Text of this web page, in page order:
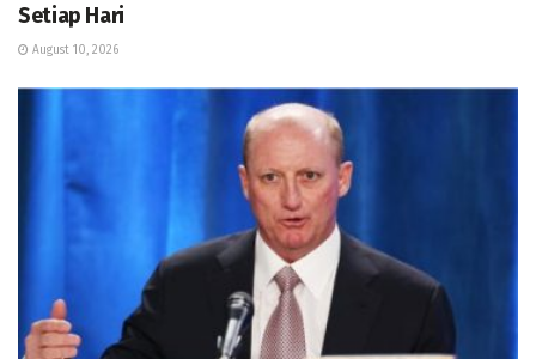
Setiap Hari
August 10, 2026